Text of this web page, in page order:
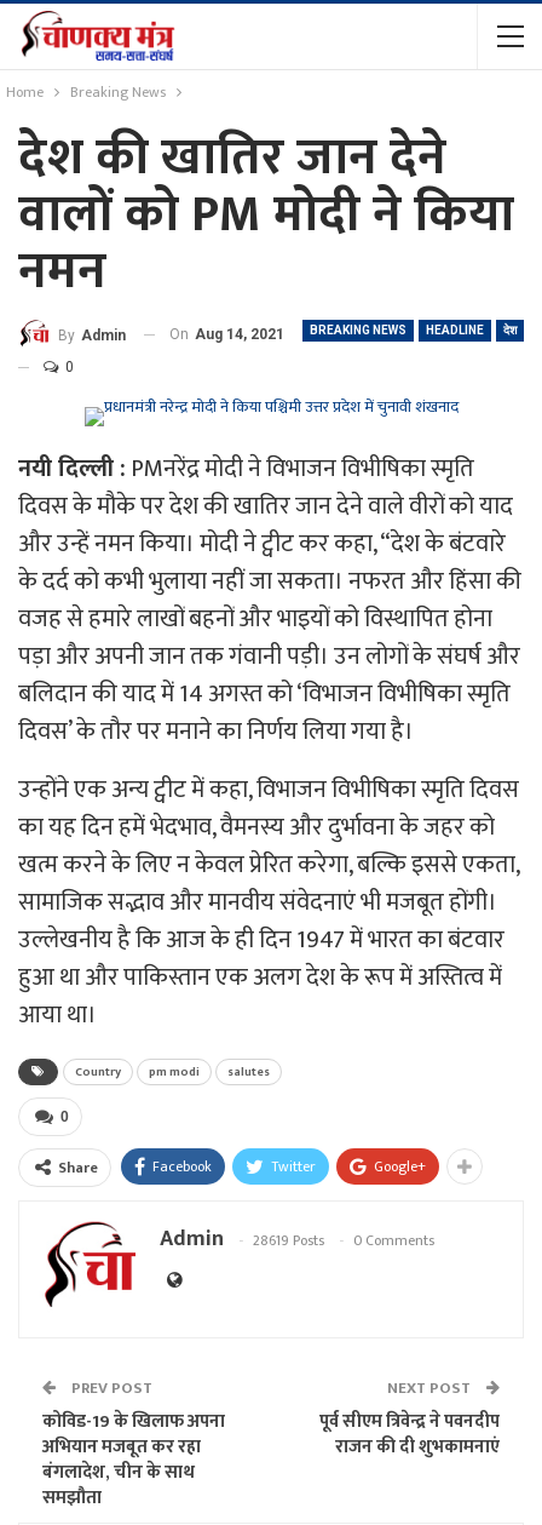
Home Breaking News
देश की खातिर जान देने
वालों को PM मोदी ने किया
नमन
BREAKING NEWS HEADLINE देश
By Admin On Aug 14, 2021
0
नयी दिल्ली : PMनरेंद्र मोदी ने विभाजन विभीषिका स्मृति
दिवस के मौके पर देश की खातिर जान देने वाले वीरों को याद
और उन्हें नमन किया। मोदी ने ट्वीट कर कहा, “देश के बंटवारे
के दर्द को कभी भुलाया नहीं जा सकता। नफरत और हिंसा की
वजह से हमारे लाखों बहनों और भाइयों को विस्थापित होना
पड़ा और अपनी जान तक गंवानी पड़ी। उन लोगों के संघर्ष और
बलिदान की याद में 14 अगस्त को ‘विभाजन विभीषिका स्मृति
दिवस’ के तौर पर मनाने का निर्णय लिया गया है।
उन्होंने एक अन्य ट्वीट में कहा, विभाजन विभीषिका स्मृति दिवस
का यह दिन हमें भेदभाव, वैमनस्य और दुर्भावना के जहर को
खत्म करने के लिए न केवल प्रेरित करेगा, बल्कि इससे एकता,
सामाजिक सद्भाव और मानवीय संवेदनाएं भी मजबूत होंगी।
उल्लेखनीय है कि आज के ही दिन 1947 में भारत का बंटवार
हुआ था और पाकिस्तान एक अलग देश के रूप में अस्तित्व में
आया था।
Country pm modi salutes
0
Share Facebook Twitter Google+
Admin 28619 Posts 0 Comments
PREV POST
कोविड-19 के खिलाफ अपना
अभियान मजबूत कर रहा
बंगलादेश, चीन के साथ
समझौता
NEXT POST
पूर्व सीएम त्रिवेन्द्र ने पवनदीप
राजन की दी शुभकामनाएं